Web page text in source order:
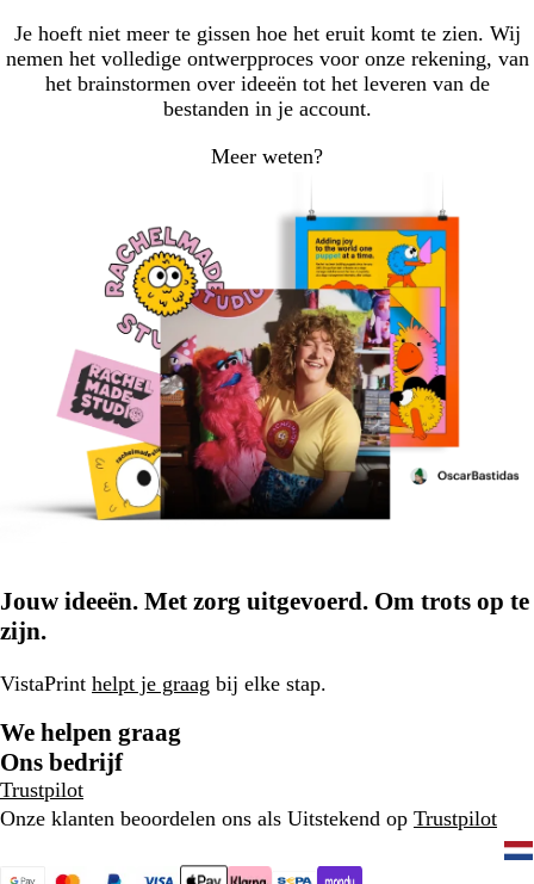
Je hoeft niet meer te gissen hoe het eruit komt te zien. Wij
nemen het volledige ontwerpproces voor onze rekening, van
het brainstormen over ideeën tot het leveren van de
bestanden in je account.
Meer weten?
Jouw ideeën. Met zorg uitgevoerd. Om trots op te
zijn.
VistaPrint helpt je graag bij elke stap.
We helpen graag
Ons bedrijf
Trustpilot
Onze klanten beoordelen ons als Uitstekend op Trustpilot